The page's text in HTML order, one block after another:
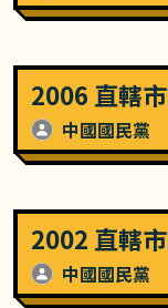
2006 直轄
中國國民黨
2002 直轄
中國國民黨